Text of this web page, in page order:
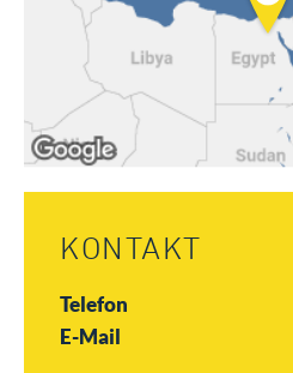
KONTAKT
Telefon
E-Mail